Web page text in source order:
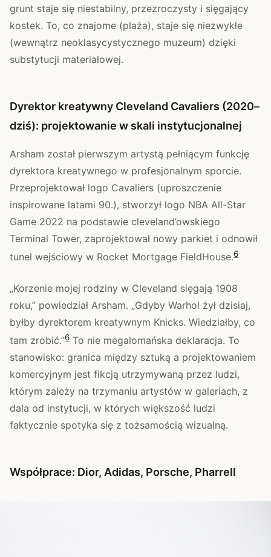
grunt staje się niestabilny, przezroczysty i sięgający
kostek. To, co znajome (plaża), staje się niezwykłe
(wewnątrz neoklasycystycznego muzeum) dzięki
substytucji materiałowej.
Dyrektor kreatywny Cleveland Cavaliers (2020–
dziś): projektowanie w skali instytucjonalnej
Arsham został pierwszym artystą pełniącym funkcję
dyrektora kreatywnego w profesjonalnym sporcie.
Przeprojektował logo Cavaliers (uproszczenie
inspirowane latami 90.), stworzył logo NBA All-Star
Game 2022 na podstawie cleveland’owskiego
Terminal Tower, zaprojektował nowy parkiet i odnowił
tunel wejściowy w Rocket Mortgage FieldHouse.6
„Korzenie mojej rodziny w Cleveland sięgają 1908
roku,” powiedział Arsham. „Gdyby Warhol żył dzisiaj,
byłby dyrektorem kreatywnym Knicks. Wiedziałby, co
tam zrobić.”6 To nie megalomańska deklaracja. To
stanowisko: granica między sztuką a projektowaniem
komercyjnym jest fikcją utrzymywaną przez ludzi,
którym zależy na trzymaniu artystów w galeriach, z
dala od instytucji, w których większość ludzi
faktycznie spotyka się z tożsamością wizualną.
Współprace: Dior, Adidas, Porsche, Pharrell